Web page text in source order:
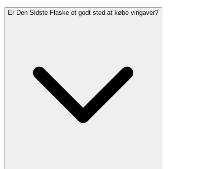
Er Den Sidste Flaske et godt sted at købe vingaver?